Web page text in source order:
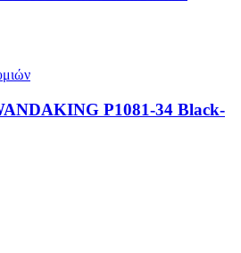
P1081-34 Black-